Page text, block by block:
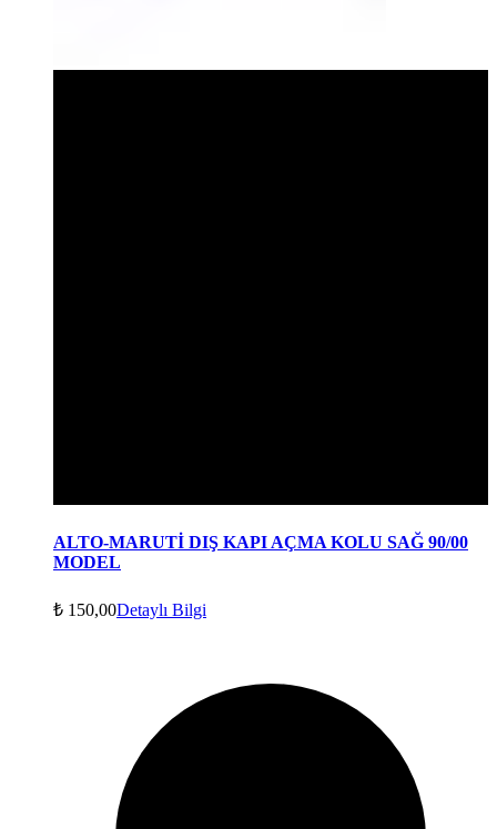
ALTO-MARUTİ DIŞ KAPI AÇMA KOLU SAĞ 90/00
MODEL
₺ 150,00Detaylı Bilgi